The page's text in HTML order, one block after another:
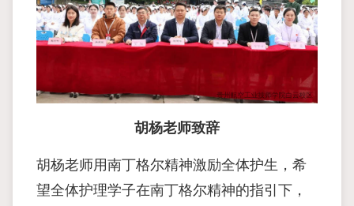
胡杨老师致辞
胡杨老师用南丁格尔精神激励全体护生，希
望全体护理学子在南丁格尔精神的指引下，